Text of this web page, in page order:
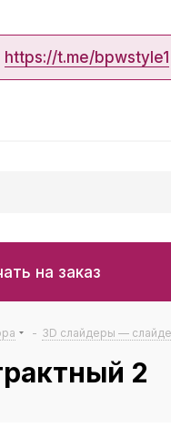
https://t.me/bpwstyle1
на заказ
- 3D слайдеры —
2